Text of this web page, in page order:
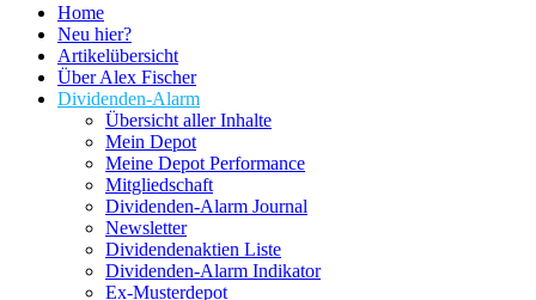
Home
Neu hier?
Artikelübersicht
Über Alex Fischer
Dividenden-Alarm
Übersicht aller Inhalte
Mein Depot
Meine Depot Performance
Mitgliedschaft
Dividenden-Alarm Journal
Newsletter
Dividendenaktien Liste
Dividenden-Alarm Indikator
Ex-Musterdepot